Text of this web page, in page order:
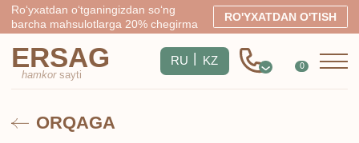
Ro‘yxatdan o‘tganingizdan so‘ng
barcha mahsulotlarga 20% chegirma
RO'YXATDAN O'TISH
0
ERSAG
hamkorsayti
ORQAGA